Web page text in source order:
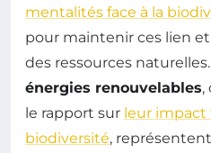
mentalités face à la
pour maintenir ces lien
des ressources
énergies renouvelables,
le rapport sur leur impact
biodiversité,